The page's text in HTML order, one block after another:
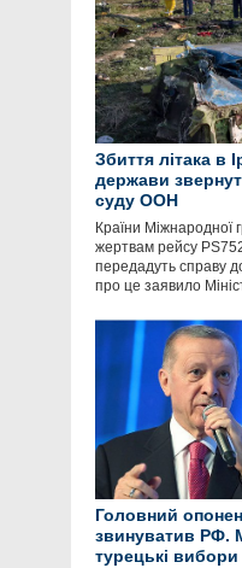
Збиття літака в
держави
суду ООН
Країни Міжнародної
жертвам рейсу
передадуть справу
про це заявило
Головний
звинуватив РФ.
турецькі